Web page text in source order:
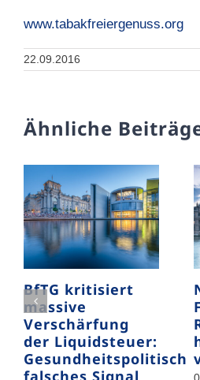
www.tabakfreiergenuss.org
22.09.2016
Ähnliche
BfTG kritisiert
massive
Verschärfung
der Liquidsteuer:
Gesundheitspolitisch
falsches Signal